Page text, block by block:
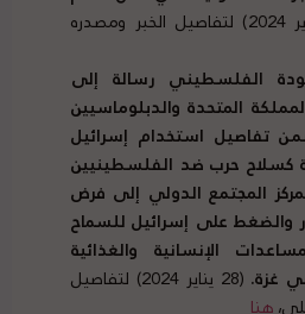
(28 يناير 2024) لتفاصيل الخبر ومصدره
الفلسطيني رسالة إلى
المتحدة والدبلوماسيين
تفاصيل استخدام إسرائيل
كسلاح حرب ضد الفلسطينيين
المجتمع الدولي إلى فرض
والضغط على إسرائيل للسماح
الإنسانية والغذائية
غزة.
(28 يناير 2024) لتفاصيل
هنا